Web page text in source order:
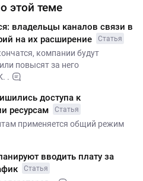
этой теме
владельцы каналов связи в
на их расширение
Статья
компании будут
повысят за него
.
доступа к
ресурсам
Статья
применяется общий режим
вводить плату за
Статья